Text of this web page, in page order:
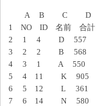
A B C D
1 NO ID 名前 合計
2 1 4 D 557
3 2 2 B 568
4 3 1 A 550
5 4 11 K 905
6 5 12 L 361
7 6 14 N 580